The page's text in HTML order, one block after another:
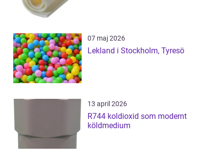
07 maj 2026
Lekland i Stockholm, Tyresö
13 april 2026
R744 koldioxid som modernt
köldmedium